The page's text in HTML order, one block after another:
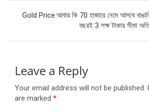
Gold Price:আবার কি 70 হাজারে নেমে আসবে
বছরই 3 লক্ষ টাকার সীমা
Leave a Reply
Your email address will not be published.
are marked *